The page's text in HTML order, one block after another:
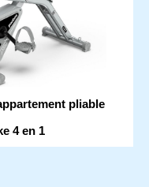
pliable
4 en 1